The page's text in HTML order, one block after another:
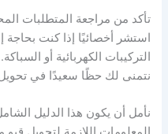
تأكد من مراجعة المتطلبات
استشر أخصائيًا إذا كنت
التركيبات الكهربائية أو السباكة.
نتمنى لك حظًا سعيدًا في
نأمل أن يكون هذا الدليل